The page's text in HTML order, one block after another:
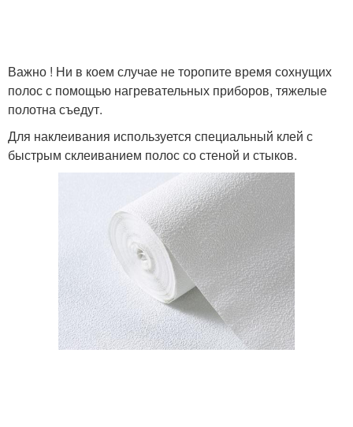
Важно ! Ни в коем случае не торопите время сохнущих
полос с помощью нагревательных приборов, тяжелые
полотна съедут.
Для наклеивания используется специальный клей с
быстрым склеиванием полос со стеной и стыков.